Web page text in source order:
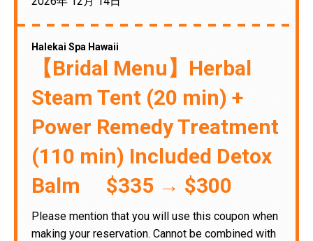
Halekai Spa Hawaii
【Bridal Menu】Herbal
Steam Tent (20 min) +
Power Remedy Treatment
(110 min) Included Detox
Balm $335 → $300
Please mention that you will use this coupon when
making your reservation. Cannot be combined with